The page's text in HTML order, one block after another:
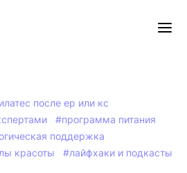
после ер или кс
#программа питания
поддержка
красоты
#лайфхаки и подкасты